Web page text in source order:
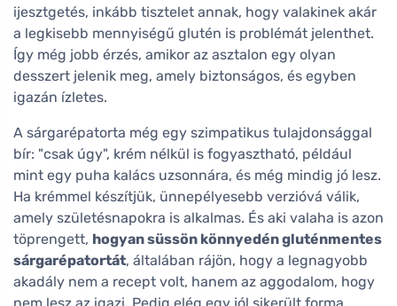
ijesztgetés, inkább tisztelet annak, hogy valakinek akár
a legkisebb mennyiségű glutén is problémát jelenthet.
Így még jobb érzés, amikor az asztalon egy olyan
desszert jelenik meg, amely biztonságos, és egyben
igazán ízletes.
A sárgarépatorta még egy szimpatikus tulajdonsággal
bír: "csak úgy", krém nélkül is fogyasztható, például
mint egy puha kalács uzsonnára, és még mindig jó lesz.
Ha krémmel készítjük, ünnepélyesebb verzióvá válik,
amely születésnapokra is alkalmas. És aki valaha is azon
töprengett, hogyan süssön könnyedén gluténmentes
sárgarépatortát, általában rájön, hogy a legnagyobb
akadály nem a recept volt, hanem az aggodalom, hogy